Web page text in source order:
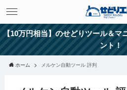
【10万円相当】のせどりツール＆マ
ント！
ホーム メルケン自動ツール 評判